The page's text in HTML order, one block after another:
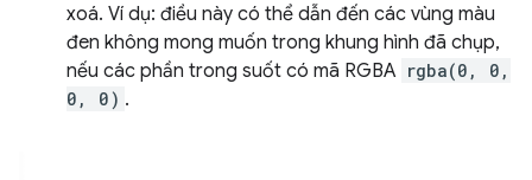
xoá. Ví dụ: điều này có thể dẫn đến các vùng màu
đen không mong muốn trong khung hình đã chụp,
nếu các phần trong suốt có mã RGBA rgba(0, 0,
0, 0) .